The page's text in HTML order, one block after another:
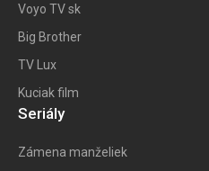
Voyo TV sk
Big Brother
TV Lux
Kuciak film
Seriály
Zámena manželiek